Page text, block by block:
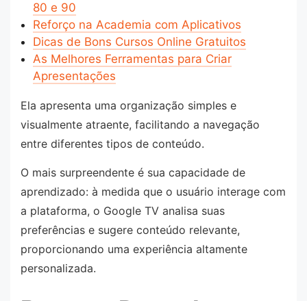
80 e 90
Reforço na Academia com Aplicativos
Dicas de Bons Cursos Online Gratuitos
As Melhores Ferramentas para Criar
Apresentações
Ela apresenta uma organização simples e
visualmente atraente, facilitando a navegação
entre diferentes tipos de conteúdo.
O mais surpreendente é sua capacidade de
aprendizado: à medida que o usuário interage com
a plataforma, o Google TV analisa suas
preferências e sugere conteúdo relevante,
proporcionando uma experiência altamente
personalizada.